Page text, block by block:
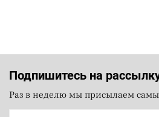
Подпишитесь на
Раз в неделю мы присылаем